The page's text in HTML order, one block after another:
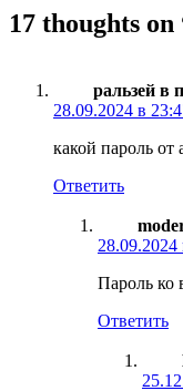
17 thoughts on
ральзей в
28.09.2024 в
какой пароль от
Ответить
28.09.2024
Пароль ко
Ответить